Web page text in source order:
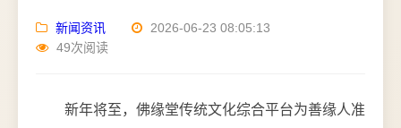
新闻资讯
2026-06-23 08:05:13
49次阅读
新年将至，佛缘堂传统文化综合平台为善缘人准